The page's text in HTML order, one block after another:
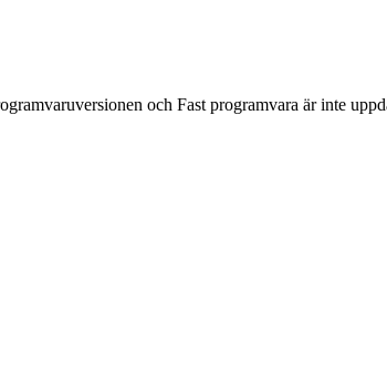
och Fast programvara är inte